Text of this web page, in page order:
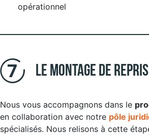
opérationnel
Le montage de
Nous vous accompagnons dans le
en collaboration avec notre pôle
spécialisés. Nous relisons à cette